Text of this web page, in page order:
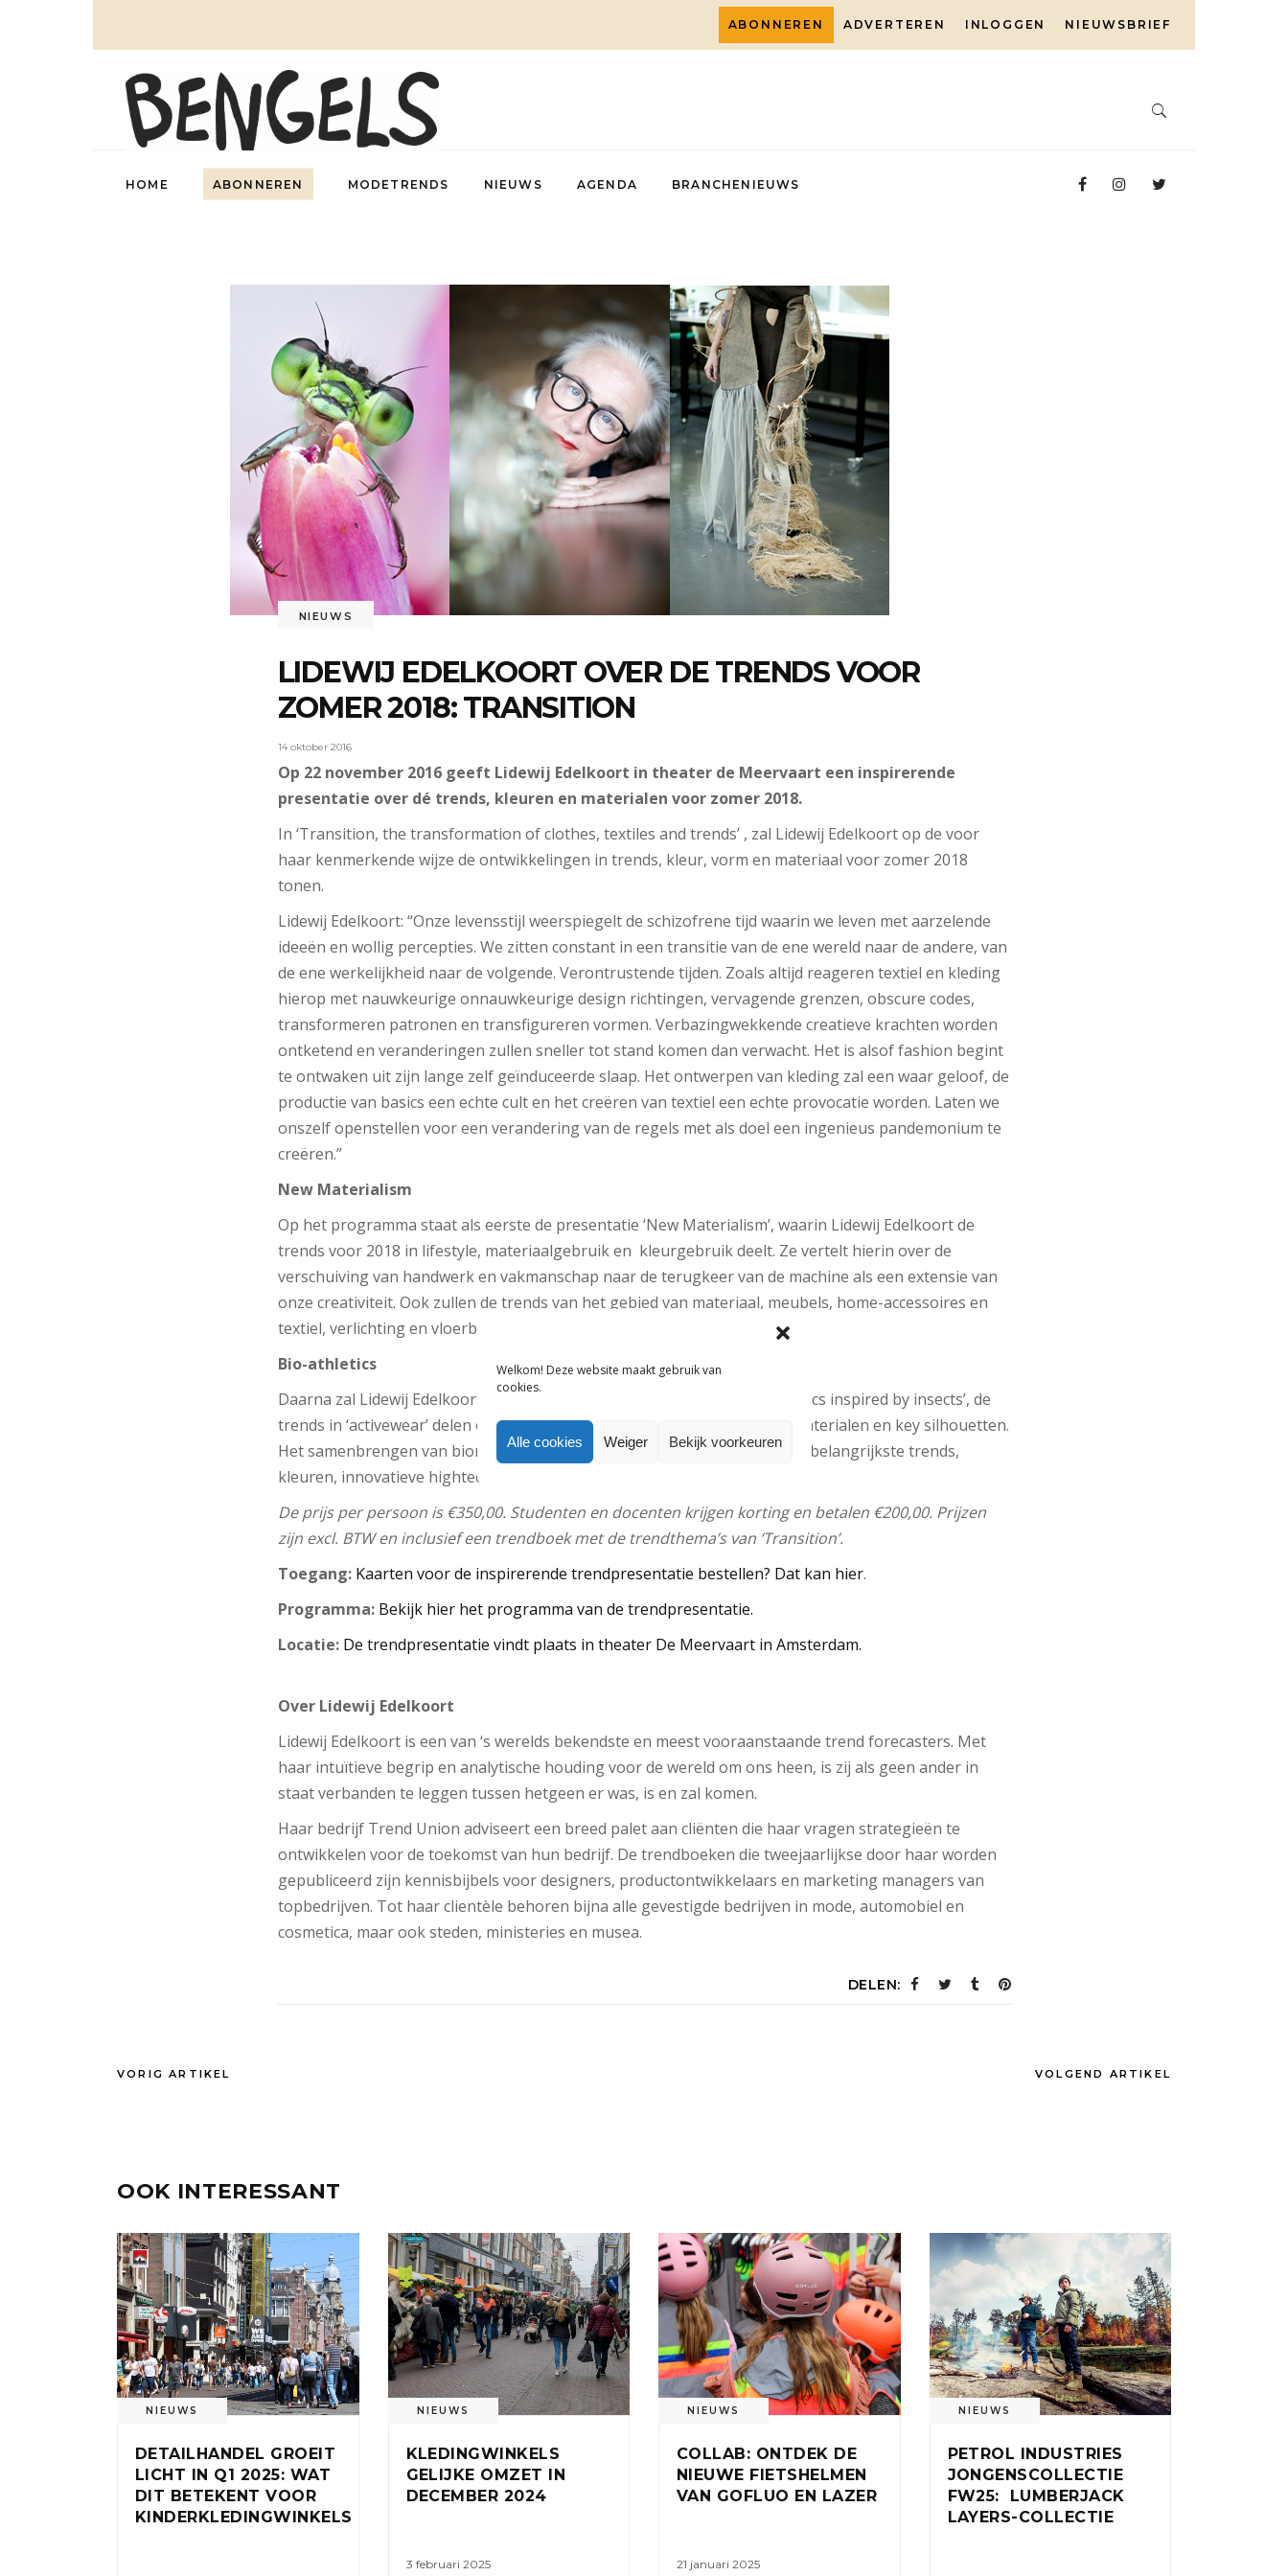
Welkom! Deze website maakt gebruik van
cookies.
Alle cookies Weiger Bekijk voorkeuren
ABONNEREN ADVERTEREN INLOGGEN NIEUWSBRIEF
HOME ABONNEREN MODETRENDS NIEUWS AGENDA BRANCHENIEUWS
NIEUWS
LIDEWIJ EDELKOORT OVER DE TRENDS VOOR
ZOMER 2018: TRANSITION
14 oktober 2016
Op 22 november 2016 geeft Lidewij Edelkoort in theater de Meervaart een inspirerende
presentatie over dé trends, kleuren en materialen voor zomer 2018.
In ‘Transition, the transformation of clothes, textiles and trends’ , zal Lidewij Edelkoort op de voor
haar kenmerkende wijze de ontwikkelingen in trends, kleur, vorm en materiaal voor zomer 2018
tonen.
Lidewij Edelkoort: “Onze levensstijl weerspiegelt de schizofrene tijd waarin we leven met aarzelende
ideeën en wollig percepties. We zitten constant in een transitie van de ene wereld naar de andere, van
de ene werkelijkheid naar de volgende. Verontrustende tijden. Zoals altijd reageren textiel en kleding
hierop met nauwkeurige onnauwkeurige design richtingen, vervagende grenzen, obscure codes,
transformeren patronen en transfigureren vormen. Verbazingwekkende creatieve krachten worden
ontketend en veranderingen zullen sneller tot stand komen dan verwacht. Het is alsof fashion begint
te ontwaken uit zijn lange zelf geïnduceerde slaap. Het ontwerpen van kleding zal een waar geloof, de
productie van basics een echte cult en het creëren van textiel een echte provocatie worden. Laten we
onszelf openstellen voor een verandering van de regels met als doel een ingenieus pandemonium te
creëren.”
New Materialism
Op het programma staat als eerste de presentatie ‘New Materialism’, waarin Lidewij Edelkoort de
trends voor 2018 in lifestyle, materiaalgebruik en kleurgebruik deelt. Ze vertelt hierin over de
verschuiving van handwerk en vakmanschap naar de terugkeer van de machine als een extensie van
onze creativiteit. Ook zullen de trends van het gebied van materiaal, meubels, home-accessoires en
textiel, verlichting en vloerbekleding.
Bio-athletics
Daarna zal Lidewij Edelkoort in de presentatie ‘Bio-athletics, future asthetics inspired by insects’, de
trends in ‘activewear’ delen op het gebied van kleur, innovatie hightech materialen en key silhouetten.
Het samenbrengen van biometrie en activewear in een zoektocht naar de belangrijkste trends,
kleuren, innovatieve hightech materialen en key silhouetten van morgen.
De prijs per persoon is €350,00. Studenten en docenten krijgen korting en betalen €200,00. Prijzen
zijn excl. BTW en inclusief een trendboek met de trendthema’s van ‘Transition’.
Toegang: Kaarten voor de inspirerende trendpresentatie bestellen? Dat kan hier.
Programma: Bekijk hier het programma van de trendpresentatie.
Locatie: De trendpresentatie vindt plaats in theater De Meervaart in Amsterdam.
Over Lidewij Edelkoort
Lidewij Edelkoort is een van ‘s werelds bekendste en meest vooraanstaande trend forecasters. Met
haar intuïtieve begrip en analytische houding voor de wereld om ons heen, is zij als geen ander in
staat verbanden te leggen tussen hetgeen er was, is en zal komen.
Haar bedrijf Trend Union adviseert een breed palet aan cliënten die haar vragen strategieën te
ontwikkelen voor de toekomst van hun bedrijf. De trendboeken die tweejaarlijkse door haar worden
gepubliceerd zijn kennisbijbels voor designers, productontwikkelaars en marketing managers van
topbedrijven. Tot haar clientèle behoren bijna alle gevestigde bedrijven in mode, automobiel en
cosmetica, maar ook steden, ministeries en musea.
DELEN:
VORIG ARTIKEL VOLGEND ARTIKEL
OOK INTERESSANT
NIEUWS
DETAILHANDEL GROEIT
LICHT IN Q1 2025: WAT
DIT BETEKENT VOOR
KINDERKLEDINGWINKELS
NIEUWS
KLEDINGWINKELS
GELIJKE OMZET IN
DECEMBER 2024
3 februari 2025
NIEUWS
COLLAB: ONTDEK DE
NIEUWE FIETSHELMEN
VAN GOFLUO EN LAZER
21 januari 2025
NIEUWS
PETROL INDUSTRIES
JONGENSCOLLECTIE
FW25: LUMBERJACK
LAYERS-COLLECTIE